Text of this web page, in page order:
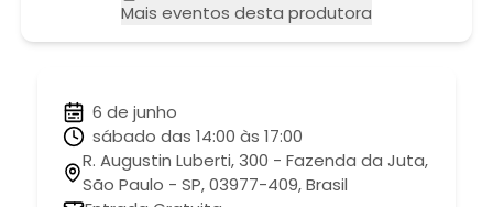
Mais eventos desta produtora
6 de junho
sábado das 14:00 às 17:00
R. Augustin Luberti, 300 - Fazenda da Juta,
São Paulo - SP, 03977-409, Brasil